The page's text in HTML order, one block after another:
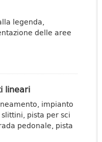
legenda,
delle aree
lineari
impianto
pista per sci
pedonale, pista